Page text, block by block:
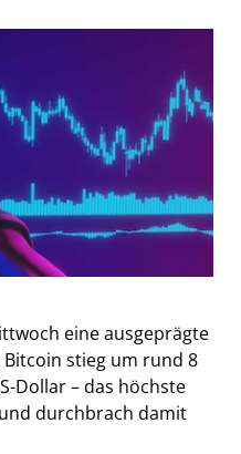
eine ausgeprägte
stieg um rund 8
Dollar – das höchste
durchbrach damit